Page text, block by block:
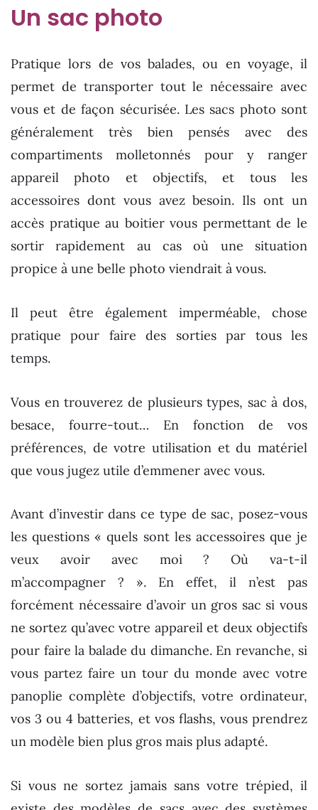
Un sac photo
Pratique lors de vos balades, ou en voyage, il
permet de transporter tout le nécessaire avec
vous et de façon sécurisée. Les sacs photo sont
généralement très bien pensés avec des
compartiments molletonnés pour y ranger
appareil photo et objectifs, et tous les
accessoires dont vous avez besoin. Ils ont un
accès pratique au boitier vous permettant de le
sortir rapidement au cas où une situation
propice à une belle photo viendrait à vous.
Il peut être également imperméable, chose
pratique pour faire des sorties par tous les
temps.
Vous en trouverez de plusieurs types, sac à dos,
besace, fourre-tout… En fonction de vos
préférences, de votre utilisation et du matériel
que vous jugez utile d’emmener avec vous.
Avant d’investir dans ce type de sac, posez-vous
les questions « quels sont les accessoires que je
veux avoir avec moi ? Où va-t-il
m’accompagner ? ». En effet, il n’est pas
forcément nécessaire d’avoir un gros sac si vous
ne sortez qu’avec votre appareil et deux objectifs
pour faire la balade du dimanche. En revanche, si
vous partez faire un tour du monde avec votre
panoplie complète d’objectifs, votre ordinateur,
vos 3 ou 4 batteries, et vos flashs, vous prendrez
un modèle bien plus gros mais plus adapté.
Si vous ne sortez jamais sans votre trépied, il